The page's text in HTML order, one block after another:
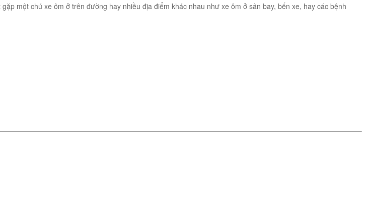
một chú xe ôm ở trên đường hay nhiều địa điểm khác nhau như xe ôm ở sân bay, bến xe, hay các bệnh